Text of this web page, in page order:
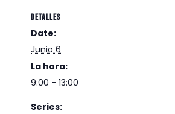
DETALLES
Date:
Junio 6
La hora:
9:00 - 13:00
Series: